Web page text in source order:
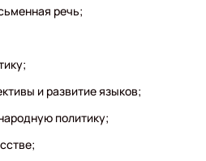
речь;
и развитие языков;
политику;